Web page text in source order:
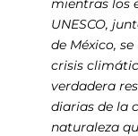
mientras los
UNESCO,
de México,
crisis
verdadera
diarias de la
naturaleza